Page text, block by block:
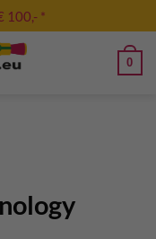
100,- *
0